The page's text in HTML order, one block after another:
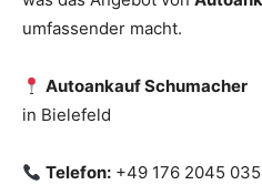
umfassender macht.
Autoankauf Schumacher
in Bielefeld
Telefon: +49 176 2045